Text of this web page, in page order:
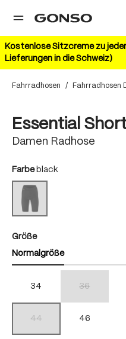
springen
Kostenlose Sitzcreme zu
Lieferungen in die Schweiz)
Fahrradhosen / Fahrradhosen
Essential
Damen Radhose
Farbeauswählen
black
black
(Diese Option ist zurzeit nicht
Größeauswählen
Normalgröße
34 36
44 46